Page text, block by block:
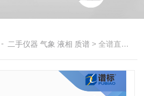
- 二手仪器 气象 液相 质谱 > 全谱直读电感耦合等离子体发射光谱仪二手ICP OES 730-ES